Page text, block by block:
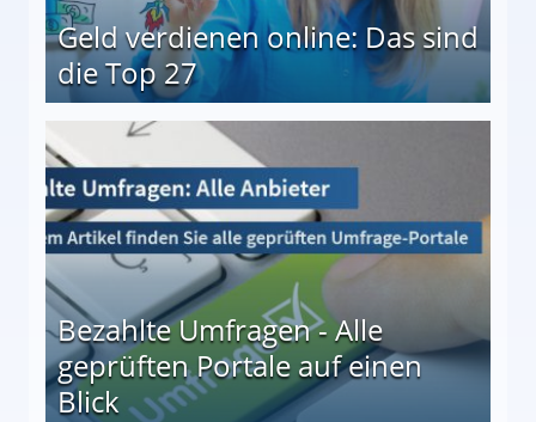
Geld verdienen online: Das sind
die Top 27
Bezahlte Umfragen - Alle
geprüften Portale auf einen
Blick